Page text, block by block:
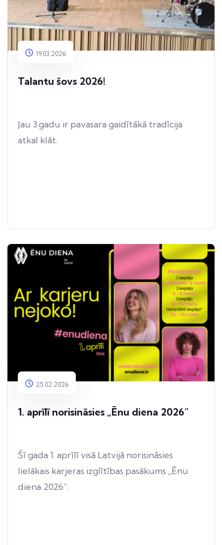
19.03.2026
Talantu šovs 2026!
Jau 3.gadu ir pavasara gaidītākā tradīcija
atkal klāt.
25.02.2026
1. aprīlī norisināsies „Ēnu diena 2026”
Šī gada 1. aprīlī visā Latvijā norisināsies
lielākais karjeras izglītības pasākums „Ēnu
diena 2026”.